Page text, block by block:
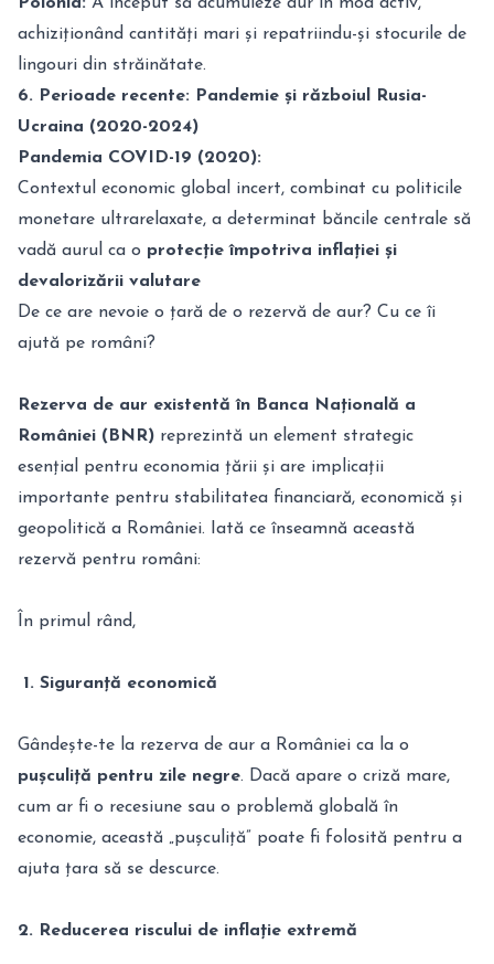
achiziționând cantități mari și repatriindu-și stocurile de
lingouri din străinătate.
6. Perioade recente: Pandemie și războiul Rusia-
Ucraina (2020-2024)
Pandemia COVID-19 (2020):
Contextul economic global incert, combinat cu politicile
monetare ultrarelaxate, a determinat băncile centrale să
vadă aurul ca o protecție împotriva inflației și
devalorizării valutare
De ce are nevoie o țară de o rezervă de aur? Cu ce îi
ajută pe români?
Rezerva de aur existentă în Banca Națională a
României (BNR) reprezintă un element strategic
esențial pentru economia țării și are implicații
importante pentru stabilitatea financiară, economică și
geopolitică a României. Iată ce înseamnă această
rezervă pentru români:
În primul rând,
1. Siguranță economică
Gândește-te la rezerva de aur a României ca la o
pușculiță pentru zile negre. Dacă apare o criză mare,
cum ar fi o recesiune sau o problemă globală în
economie, această „pușculiță” poate fi folosită pentru a
ajuta țara să se descurce.
2. Reducerea riscului de inflație extremă